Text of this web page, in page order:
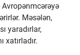
Məsələn,
yaradırlar,
xatırladır.